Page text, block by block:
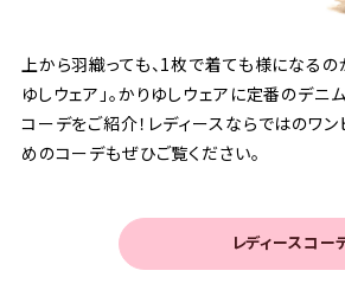
上から羽織っても、1枚で着ても様になるの
ゆしウェア」。かりゆしウェアに定番のデニ
コーデをご紹介！レディースならではのワ
めのコーデもぜひご覧ください。
レディースコー